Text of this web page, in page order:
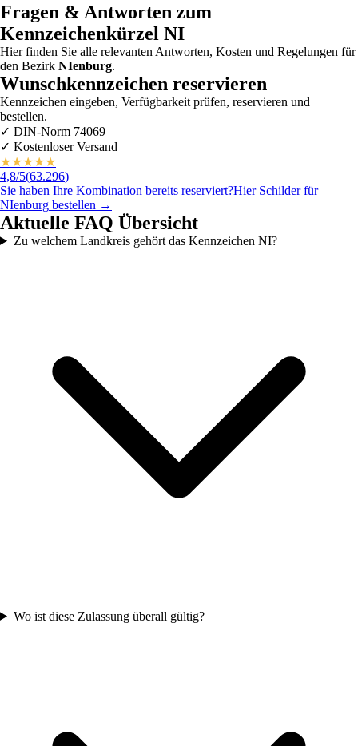
Fragen & Antworten zum
Kennzeichenkürzel NI
Hier finden Sie alle relevanten Antworten, Kosten und Regelungen für
den Bezirk NIenburg.
Wunschkennzeichen reservieren
Kennzeichen eingeben, Verfügbarkeit prüfen, reservieren und
bestellen.
✓ DIN-Norm 74069
✓ Kostenloser Versand
★★★★★
4,8/5(63.296)
Sie haben Ihre Kombination bereits reserviert?Hier Schilder für
NIenburg bestellen →
Aktuelle FAQ Übersicht
Zu welchem Landkreis gehört das Kennzeichen NI?
Wo ist diese Zulassung überall gültig?